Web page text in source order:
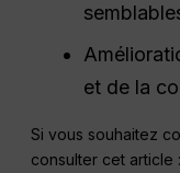
et de la
Si vous souhaitez
consulter cet article :